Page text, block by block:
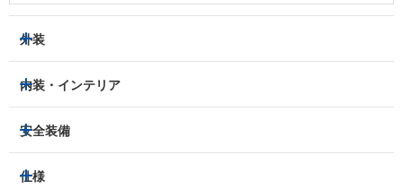
外装
LEDヘッドライト
アルミホイール：あり
サンルーフ/ガラスルーフ
内装・インテリア
3列シート
ベンチシート
パワーシート
安全装備
トラクションコントロール
仕様